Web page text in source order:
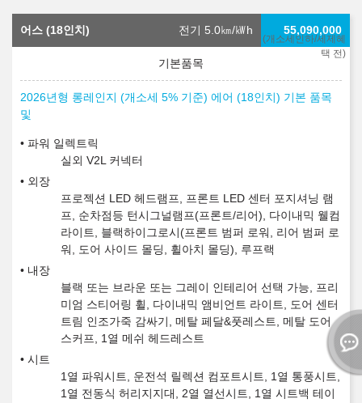
어스 (18인치) 전기 5.0㎞/㎾h
(개소세인하/세제혜
택 전)
55,090,000
2026년형 롱레인지 (개소세 5% 기준) 에어 (18인치) 기본 품목
및
파워 일렉트릭
실외 V2L 커넥터
외장
프로젝션 LED 헤드램프, 프론트 LED 센터 포지셔닝 램
프, 순차점등 턴시그널램프(프론트/리어), 다이내믹 웰컴
라이트, 블랙하이그로시(프론트 범퍼 로워, 리어 범퍼 로
워, 도어 사이드 몰딩, 휠아치 몰딩), 루프랙
내장
블랙 또는 브라운 또는 그레이 인테리어 선택 가능, 프리
미엄 스티어링 휠, 다이내믹 앰비언트 라이트, 도어 센터
트림 인조가죽 감싸기, 메탈 페달&풋레스트, 메탈 도어
스커프, 1열 메쉬 헤드레스트
시트
1열 파워시트, 운전석 릴렉션 컴포트시트, 1열 통풍시트,
1열 전동식 허리지지대, 2열 열선시트, 1열 시트백 테이